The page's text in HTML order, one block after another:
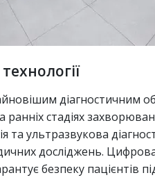
діагностичним
ранніх стадіях
та ультразвукова
досліджень.
безпеку пацієнтів